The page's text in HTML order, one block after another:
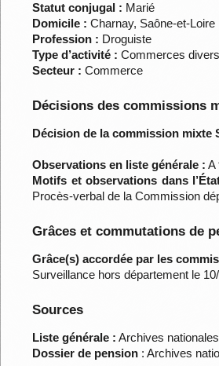
Statut conjugal : Marié
Domicile : Charnay, Saône-et-Loire
Profession : Droguiste
Type d’activité : Commerces divers
Secteur : Commerce
Décisions des commissions
Décision de la commission mixte
Observations en liste générale : A
Motifs et observations dans
Procès-verbal de la Commission
Grâces et commutations de
Grâce(s) accordée par les
Surveillance hors département le
Sources
Liste générale : Archives
Dossier de pension : Archives